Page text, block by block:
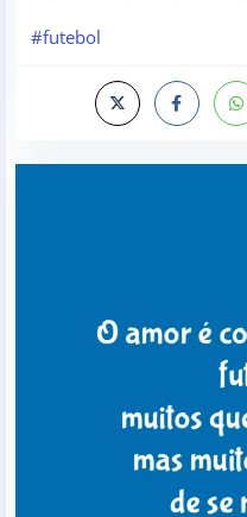
#futebol